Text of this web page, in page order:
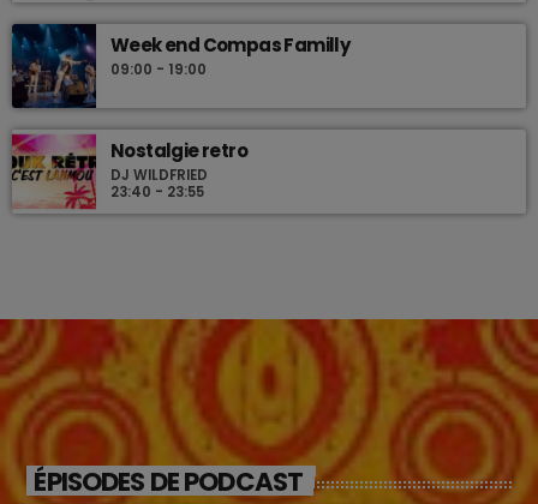
Week end Compas Familly
09:00 - 19:00
Nostalgie retro
DJ WILDFRIED
23:40 - 23:55
ÉPISODES DE PODCAST